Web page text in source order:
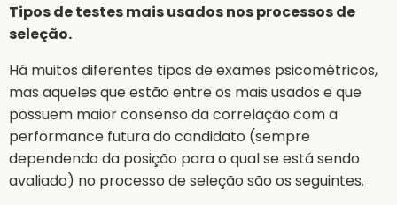
Tipos de testes mais usados nos processos de
seleção.
Há muitos diferentes tipos de exames psicométricos,
mas aqueles que estão entre os mais usados e que
possuem maior consenso da correlação com a
performance futura do candidato (sempre
dependendo da posição para o qual se está sendo
avaliado) no processo de seleção são os seguintes.